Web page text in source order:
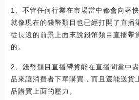
1、不管任何行業在市場當中都會向著
就像現在的錢幣類目也已經打開了直播
從長遠的前景上面來說錢幣類目直播帶
的。
2、錢幣類目直播帶貨能在直播間當中
品來讓消費者下單購買，而且還能送貨
品購買上面的壓力。